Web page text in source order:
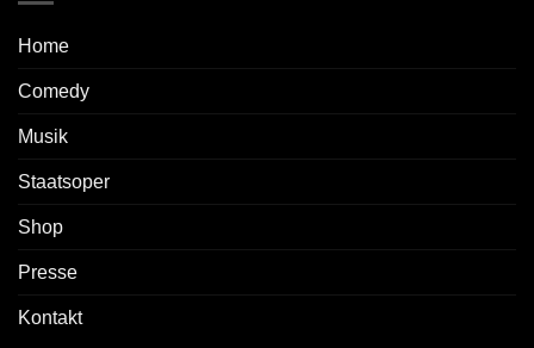
Home
Comedy
Musik
Staatsoper
Shop
Presse
Kontakt